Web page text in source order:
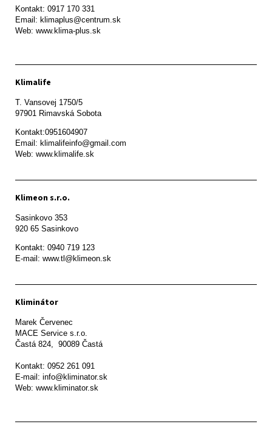
Kontakt: 0917 170 331
Email: klimaplus@centrum.sk
Klimalife
T. Vansovej 1750/5
97901 Rimavská Sobota
Kontakt:0951604907
Email: klimalifeinfo@gmail.com
Web: www.klimalife.sk
Klimeon s.r.o.
Sasinkovo 353
920 65 Sasinkovo
Kontakt: 0940 719 123
E-mail: www.tl@klimeon.sk
Kliminátor
Marek Červenec
MACE Service s.r.o.
Častá 824,  90089 Častá
Kontakt: 0952 261 091
E-mail: info@kliminator.sk
Web: www.kliminator.sk